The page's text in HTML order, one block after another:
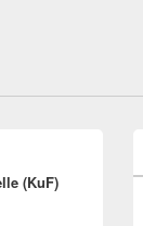
(KuF)